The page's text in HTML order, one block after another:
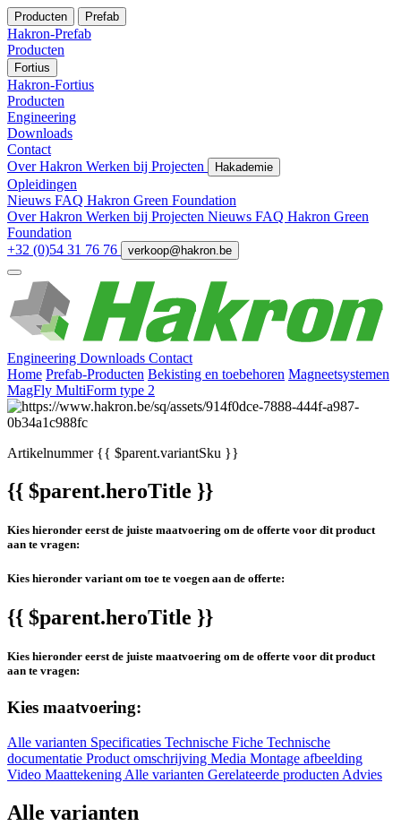
Producten Prefab
Hakron-Prefab
Producten
Fortius
Hakron-Fortius
Producten
Engineering
Downloads
Contact
Over Hakron Werken bij Projecten Hakademie
Opleidingen
Nieuws FAQ Hakron Green Foundation
Over Hakron Werken bij Projecten Nieuws FAQ Hakron Green
Foundation
+32 (0)54 31 76 76
verkoop@hakron.be
Engineering Downloads Contact
Home Prefab-Producten Bekisting en toebehoren Magneetsystemen
MagFly MultiForm type 2
Artikelnummer{{ $parent.variantSku }}
{{ $parent.heroTitle }}
Kies hieronder eerst de juiste maatvoering om de offerte voor dit product
aan te vragen:
Kies hieronder variant om toe te voegen aan de offerte:
{{ $parent.heroTitle }}
Kies hieronder eerst de juiste maatvoering om de offerte voor dit product
aan te vragen:
Kies maatvoering:
Alle varianten Specificaties Technische Fiche Technische
documentatie Product omschrijving Media Montage afbeelding
Video Maattekening Alle varianten Gerelateerde producten Advies
Alle varianten